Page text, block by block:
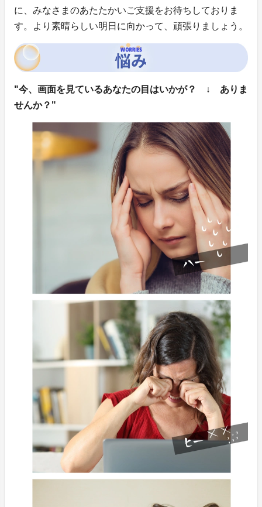
に、みなさまのあたたかいご支援をお待ちしておりま
す。より素晴らしい明日に向かって、頑張りましょう。
"今、画面を見ているあなたの目はいかが？ ↓ ありま
せんか？"